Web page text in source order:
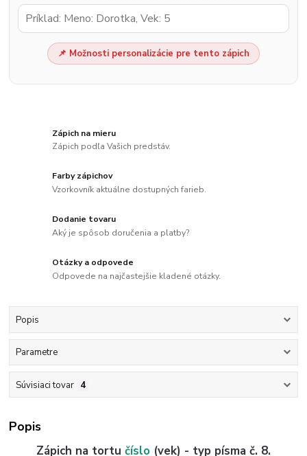
📌 Možnosti personalizácie pre tento zápich
Zápich na mieru
Zápich podľa Vašich predstáv.
Farby zápichov
Vzorkovník aktuálne dostupných farieb.
Dodanie tovaru
Aký je spôsob doručenia a platby?
Otázky a odpovede
Odpovede na najčastejšie kladené otázky.
Popis
Parametre
Súvisiaci tovar 4
Popis
Zápich na tortu číslo (vek) - typ písma č. 8.